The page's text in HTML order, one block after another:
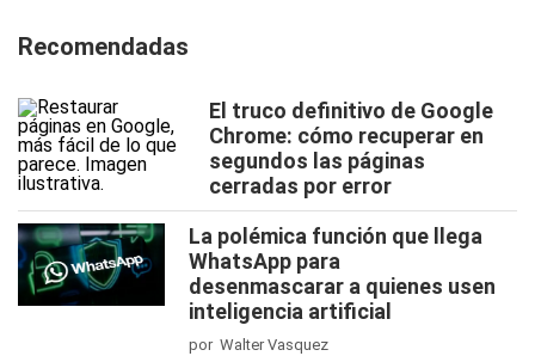
Recomendadas
El truco definitivo de Google
Chrome: cómo recuperar en
segundos las páginas
cerradas por error
La polémica función que llega
WhatsApp para
desenmascarar a quienes usen
inteligencia artificial
por Walter Vasquez